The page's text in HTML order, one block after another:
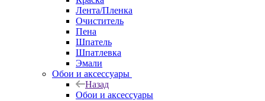
Лента/Пленка
Очиститель
Пена
Шпатель
Шпатлевка
Эмали
Обои и аксессуары
Назад
Обои и аксессуары